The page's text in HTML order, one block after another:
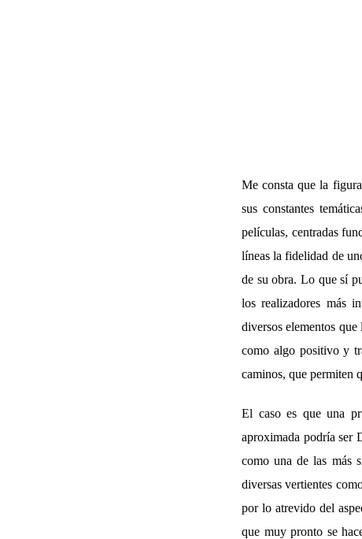
Me consta que la
sus constantes
películas, centradas
líneas la fidelidad de
de su obra. Lo que sí
los realizadores más
diversos elementos
como algo positivo y
caminos, que permiten
El caso es que una
aproximada podría ser
como una de las más
diversas vertientes
por lo atrevido del
que muy pronto se